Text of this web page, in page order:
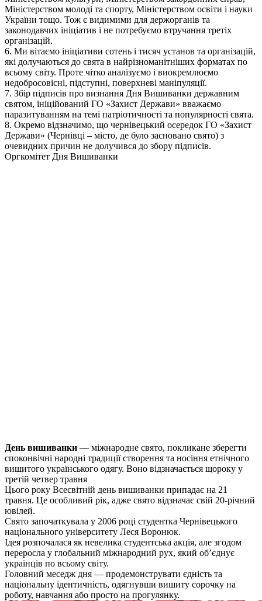
Міністерством молоді та спорту, Міністерством освіти і науки
України тощо. Тож є видимими для держорганів та
законодавчих ініціатив і не потребуємо втручання третіх
організацій.
6. Ми вітаємо ініціативи сотень і тисяч установ та організацій,
які долучаються до свята в найрізноманітніших форматах по
всьому світу. Проте чітко аналізуємо і виокремлюємо
недобросовісні, підступні, поверхневі маніпуляції.
7. Збір підписів про визнання Дня Вишиванки державним
святом, ініційований ГО «Захист Держави» вважаємо
паразитуванням на темі патріотичності та популярності свята.
8. Окремо відзначимо, що чернівецький осередок ГО «Захист
Держави» (Чернівці – місто, де було засновано свято) з
очевидних причин не долучився до збору підписів.
Оргкомітет Дня Вишиванки
День вишиванки — міжнародне свято, покликане зберегти
споконвічні народні традиції створення та носіння етнічного
вишитого українського одягу. Воно відзначається щороку у
третій четвер травня
Цього року Всесвітній день вишиванки припадає на 21
травня. Це особливий рік, адже свято відзначає свій 20-річний
ювілей.
Свято започаткувала у 2006 році студентка Чернівецького
національного університету Леся Воронюк.
Ідея розпочалася як невелика студентська акція, але згодом
переросла у глобальний міжнародний рух, який об’єднує
українців по всьому світу.
Головний меседж дня — продемонструвати єдність та
національну ідентичність, одягнувши вишиту сорочку на
роботу, навчання або просто на прогулянку.